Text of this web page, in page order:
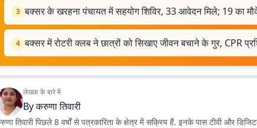
3 बक्सर के खरहना पंचायत में सहयोग शिविर, 33 आवेदन मिले; 19 का
4 बक्सर में रोटरी क्लब ने छात्रों को सिखाए जीवन बचाने के गुर, CPR
लेखक के बारे में
Byकरुणा तिवारी
तिवारी पिछले 8 वर्षों से पत्रकारिता के क्षेत्र में सक्रिय हैं. इनके पास टीवी और